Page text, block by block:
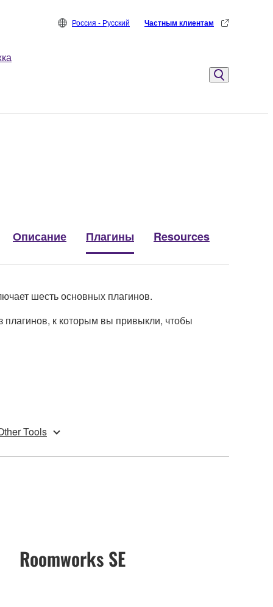
Россия - Русский Частным клиентам
Описание Плагины Resources
шесть основных плагинов.
плагинов, к которым вы привыкли, чтобы
Tools
Roomworks SE